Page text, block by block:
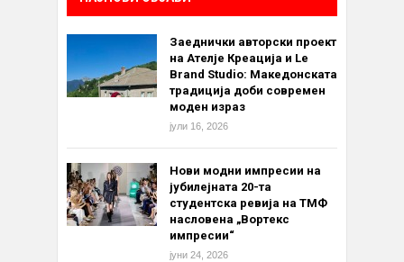
Заеднички авторски проект
на Ателје Креација и Le
Brand Studio: Македонската
традиција доби современ
моден израз
јули 16, 2026
Нови модни импресии на
јубилејната 20-та
студентска ревија на ТМФ
насловена „Вортекс
импресии“
јуни 24, 2026